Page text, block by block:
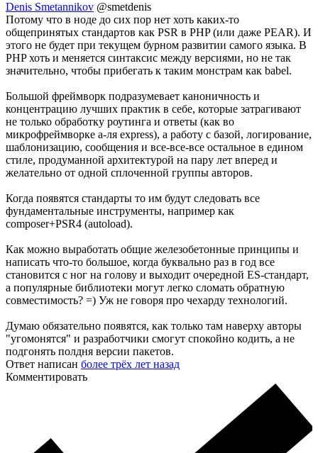
Denis Smetannikov @smetdenis
Потому что в ноде до сих пор нет хоть каких-то
общепринятых стандартов как PSR в PHP (или даже PEAR). И
этого не будет при текущем бурном развитии самого языка. В
PHP хоть и меняется синтаксис между версиями, но не так
значительно, чтобы прибегать к таким монстрам как babel.
Большой фреймворк подразумевает каноничность и
концентрацию лучших практик в себе, которые затрагивают
не только обработку роутинга и ответы (как во
микрофреймворке а-ля express), а работу с базой, логирование,
шаблонизацию, сообщения и все-все-все остальное в едином
стиле, продуманной архитектурой на пару лет вперед и
желательно от одной сплоченной группы авторов.
Когда появятся стандарты то им будут следовать все
фундаментальные инструменты, например как
composer+PSR4 (autoload).
Как можно выработать общие железобетонные принципы и
написать что-то большое, когда буквально раз в год все
становится с ног на голову и выходит очередной ES-стандарт,
а популярные библиотеки могут легко сломать обратную
совместимость? =) Уж не говоря про чехарду технологий.
Думаю обязательно появятся, как только там наверху авторы
"угомонятся" и разработчики смогут спокойно кодить, а не
подгонять полдня версии пакетов.
Ответ написан более трёх лет назад
Комментировать